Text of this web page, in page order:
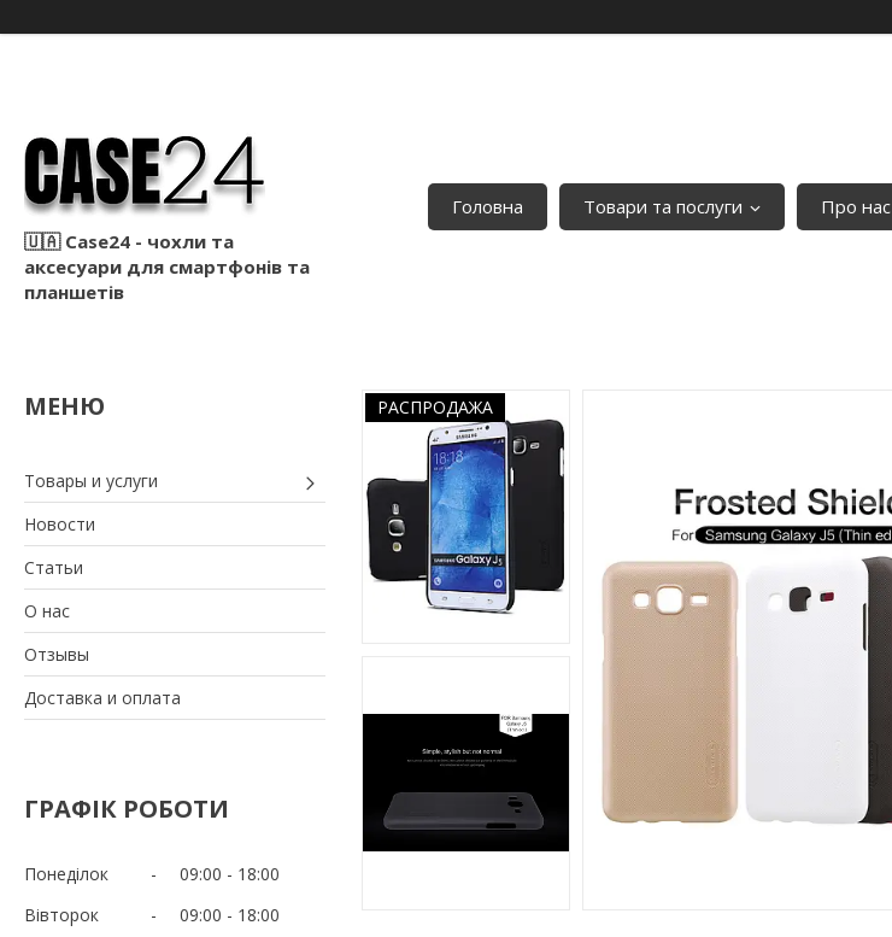
🇺🇦 Case24 - чохли та
аксесуари для смартфонів та
планшетів
Головна Товари та послуги Про нас
Товары и услуги
Новости
Статьи
О нас
Отзывы
Доставка и оплата
ГРАФІК РОБОТИ
Понеділок 09:00
18:00
Вівторок
09:00
18:00
РАСПРОДАЖА